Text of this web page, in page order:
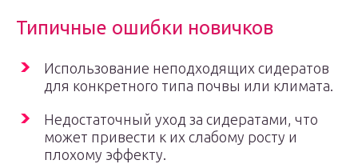
Типичные ошибки новичков
Использование неподходящих сидератов
для конкретного типа почвы или климата.
Недостаточный уход за сидератами, что
может привести к их слабому росту и
плохому эффекту.